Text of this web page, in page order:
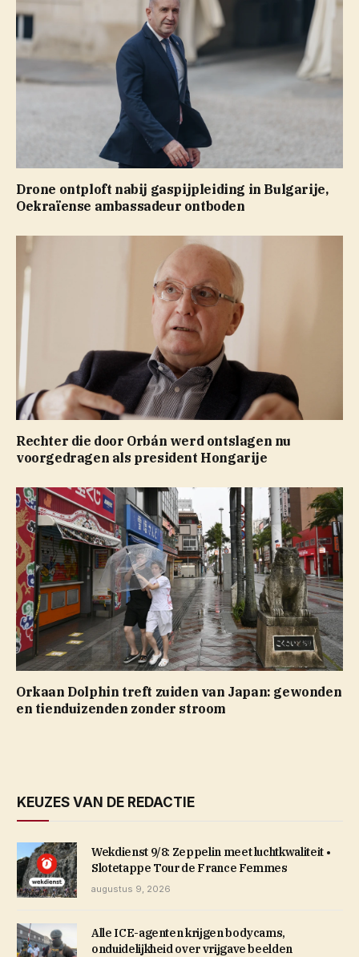
Drone ontploft nabij gaspijpleiding in Bulgarije,
Oekraïense ambassadeur ontboden
Rechter die door Orbán werd ontslagen nu
voorgedragen als president Hongarije
Orkaan Dolphin treft zuiden van Japan: gewonden
en tienduizenden zonder stroom
KEUZES VAN DE REDACTIE
Wekdienst 9/8: Zeppelin meet luchtkwaliteit •
Slotetappe Tour de France Femmes
augustus 9, 2026
Alle ICE-agenten krijgen bodycams,
onduidelijkheid over vrijgave beelden